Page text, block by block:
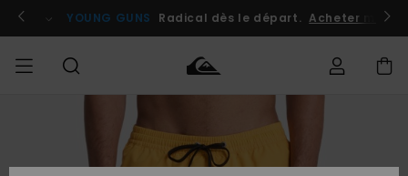
l'information
le
Se connecter / s'inscrire
YOUNG GUNS Radical dès le départ. Acheter
Vêtements
Vêtements
Shop
Surf
Homme
Snow
Homme
Outlet
Homme
Accéder à
ma
commande